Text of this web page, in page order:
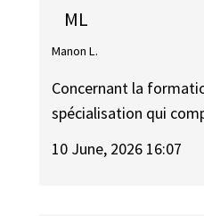
ML
Manon L.
Concernant la
spécialisation qui
10 June, 2026 16:07